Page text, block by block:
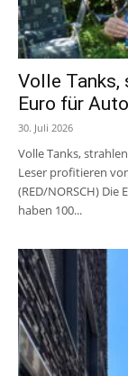
Volle Tanks,
Euro für
30. Juli 2026
Volle Tanks,
Leser profitieren
(RED/NORSCH) Die
haben 100...